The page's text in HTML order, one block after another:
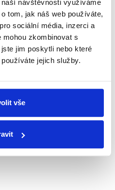
návštěvnosti využíváme
tom, jak náš web používáte,
sociální média, inzerci a
mohou zkombinovat s
jim poskytli nebo které
jejich služby.
vše
OVĚŘENO
o bezpečnosti
sedm výrazných tváří
diskuzi se tak potkali